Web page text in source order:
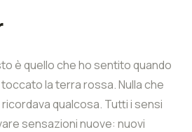
è quello che ho sentito quando
la terra rossa. Nulla che
qualcosa. Tutti i sensi
sensazioni nuove: nuovi